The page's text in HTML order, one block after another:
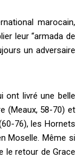
marocain,
leur “armada de
un adversaire
ont livré une belle
(Meaux, 58-70) et
76), les Hornets
Moselle. Même si
le retour de Grace